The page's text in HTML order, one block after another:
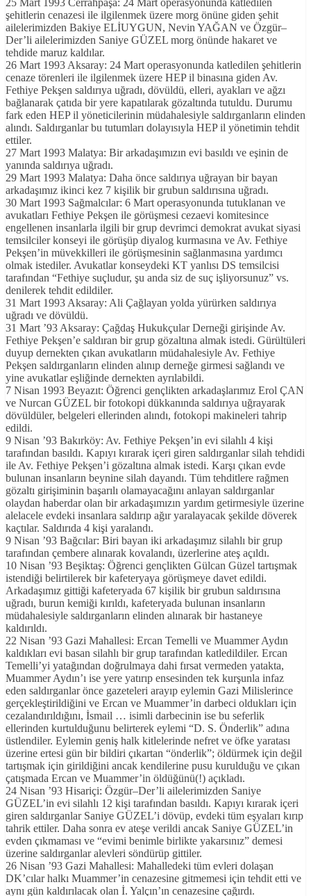
25 Mart 1993 Cerrahpaşa: 24 Mart operasyonunda katledilen
şehitlerin cenazesi ile ilgilenmek üzere morg önüne giden şehit
ailelerimizden Bakiye ELİUYGUN, Nevin YAĞAN ve Özgür–
Der’li ailelerimizden Saniye GÜZEL morg önünde hakaret ve
tehdide maruz kaldılar.
26 Mart 1993 Aksaray: 24 Mart operasyonunda katledilen şehitlerin
cenaze törenleri ile ilgilenmek üzere HEP il binasına giden Av.
Fethiye Pekşen saldırıya uğradı, dövüldü, elleri, ayakları ve ağzı
bağlanarak çatıda bir yere kapatılarak gözaltında tutuldu. Durumu
fark eden HEP il yöneticilerinin müdahalesiyle saldırganların elinden
alındı. Saldırganlar bu tutumları dolayısıyla HEP il yönetimin tehdit
ettiler.
27 Mart 1993 Malatya: Bir arkadaşımızın evi basıldı ve eşinin de
yanında saldırıya uğradı.
29 Mart 1993 Malatya: Daha önce saldırıya uğrayan bir bayan
arkadaşımız ikinci kez 7 kişilik bir grubun saldırısına uğradı.
30 Mart 1993 Sağmalcılar: 6 Mart operasyonunda tutuklanan ve
avukatları Fethiye Pekşen ile görüşmesi cezaevi komitesince
engellenen insanlarla ilgili bir grup devrimci demokrat avukat siyasi
temsilciler konseyi ile görüşüp diyalog kurmasına ve Av. Fethiye
Pekşen’in müvekkilleri ile görüşmesinin sağlanmasına yardımcı
olmak istediler. Avukatlar konseydeki KT yanlısı DS temsilcisi
tarafından “Fethiye suçludur, şu anda siz de suç işliyorsunuz” vs.
denilerek tehdit edildiler.
31 Mart 1993 Aksaray: Ali Çağlayan yolda yürürken saldırıya
uğradı ve dövüldü.
31 Mart ’93 Aksaray: Çağdaş Hukukçular Derneği girişinde Av.
Fethiye Pekşen’e saldıran bir grup gözaltına almak istedi. Gürültüleri
duyup dernekten çıkan avukatların müdahalesiyle Av. Fethiye
Pekşen saldırganların elinden alınıp derneğe girmesi sağlandı ve
yine avukatlar eşliğinde dernekten ayrılabildi.
7 Nisan 1993 Beyazıt: Öğrenci gençlikten arkadaşlarımız Erol ÇAN
ve Nurcan GÜZEL bir fotokopi dükkanında saldırıya uğrayarak
dövüldüler, belgeleri ellerinden alındı, fotokopi makineleri tahrip
edildi.
9 Nisan ’93 Bakırköy: Av. Fethiye Pekşen’in evi silahlı 4 kişi
tarafından basıldı. Kapıyı kırarak içeri giren saldırganlar silah tehdidi
ile Av. Fethiye Pekşen’i gözaltına almak istedi. Karşı çıkan evde
bulunan insanların beynine silah dayandı. Tüm tehditlere rağmen
gözaltı girişiminin başarılı olamayacağını anlayan saldırganlar
olaydan haberdar olan bir arkadaşımızın yardım getirmesiyle üzerine
alelacele evdeki insanlara saldırıp ağır yaralayacak şekilde döverek
kaçtılar. Saldırıda 4 kişi yaralandı.
9 Nisan ’93 Bağcılar: Biri bayan iki arkadaşımız silahlı bir grup
tarafından çembere alınarak kovalandı, üzerlerine ateş açıldı.
10 Nisan ’93 Beşiktaş: Öğrenci gençlikten Gülcan Güzel tartışmak
istendiği belirtilerek bir kafeteryaya görüşmeye davet edildi.
Arkadaşımız gittiği kafeteryada 67 kişilik bir grubun saldırısına
uğradı, burun kemiği kırıldı, kafeteryada bulunan insanların
müdahalesiyle saldırganların elinden alınarak bir hastaneye
kaldırıldı.
22 Nisan ’93 Gazi Mahallesi: Ercan Temelli ve Muammer Aydın
kaldıkları evi basan silahlı bir grup tarafından katledildiler. Ercan
Temelli’yi yatağından doğrulmaya dahi fırsat vermeden yatakta,
Muammer Aydın’ı ise yere yatırıp ensesinden tek kurşunla infaz
eden saldırganlar önce gazeteleri arayıp eylemin Gazi Milislerince
gerçekleştirildiğini ve Ercan ve Muammer’in darbeci oldukları için
cezalandırıldığını, İsmail … isimli darbecinin ise bu seferlik
ellerinden kurtulduğunu belirterek eylemi “D. S. Önderlik” adına
üstlendiler. Eylemin geniş halk kitlelerinde nefret ve öfke yaratası
üzerine ertesi gün bir bildiri çıkartan “önderlik”; öldürmek için değil
tartışmak için girildiğini ancak kendilerine pusu kurulduğu ve çıkan
çatışmada Ercan ve Muammer’in öldüğünü(!) açıkladı.
24 Nisan ’93 Hisariçi: Özgür–Der’li ailelerimizden Saniye
GÜZEL’in evi silahlı 12 kişi tarafından basıldı. Kapıyı kırarak içeri
giren saldırganlar Saniye GÜZEL’i dövüp, evdeki tüm eşyaları kırıp
tahrik ettiler. Daha sonra ev ateşe verildi ancak Saniye GÜZEL’in
evden çıkmaması ve “evimi benimle birlikte yakarsınız” demesi
üzerine saldırganlar alevleri söndürüp gittiler.
26 Nisan ’93 Gazi Mahallesi: Mahalledeki tüm evleri dolaşan
DK’cılar halkı Muammer’in cenazesine gitmemesi için tehdit etti ve
aynı gün kaldırılacak olan İ. Yalçın’ın cenazesine çağırdı.